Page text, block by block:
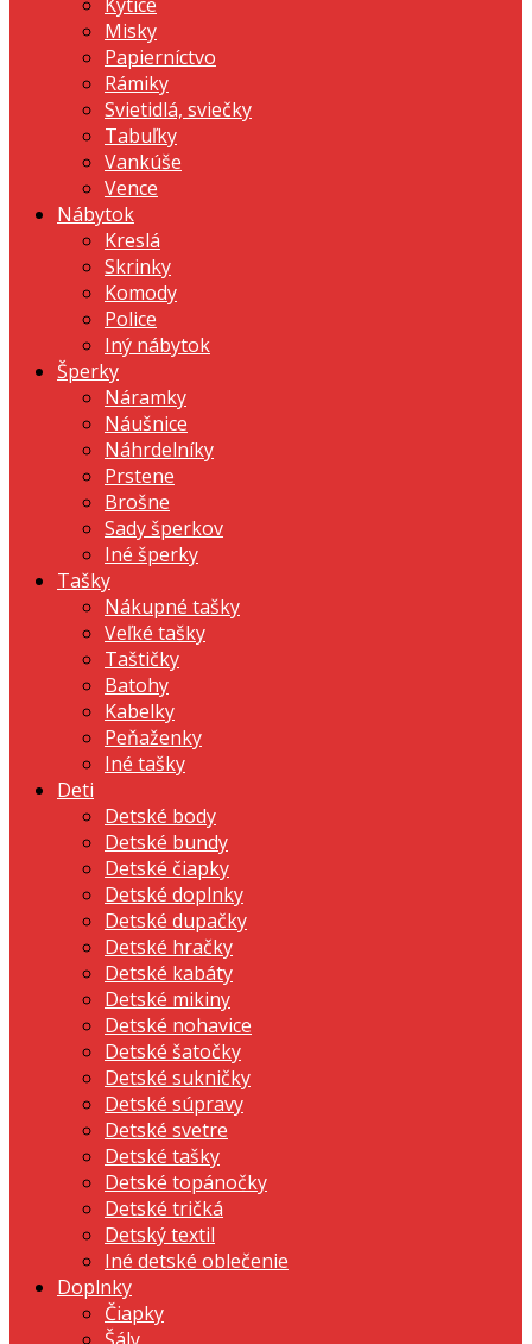
Misky
Papierníctvo
Rámiky
Svietidlá, sviečky
Tabuľky
Vankúše
Vence
Nábytok
Kreslá
Skrinky
Komody
Police
Iný nábytok
Šperky
Náramky
Náušnice
Náhrdelníky
Prstene
Brošne
Sady šperkov
Iné šperky
Tašky
Nákupné tašky
Veľké tašky
Taštičky
Batohy
Kabelky
Peňaženky
Iné tašky
Deti
Detské body
Detské bundy
Detské čiapky
Detské doplnky
Detské dupačky
Detské hračky
Detské kabáty
Detské mikiny
Detské nohavice
Detské šatočky
Detské sukničky
Detské súpravy
Detské svetre
Detské tašky
Detské topánočky
Detské tričká
Detský textil
Iné detské oblečenie
Doplnky
Čiapky